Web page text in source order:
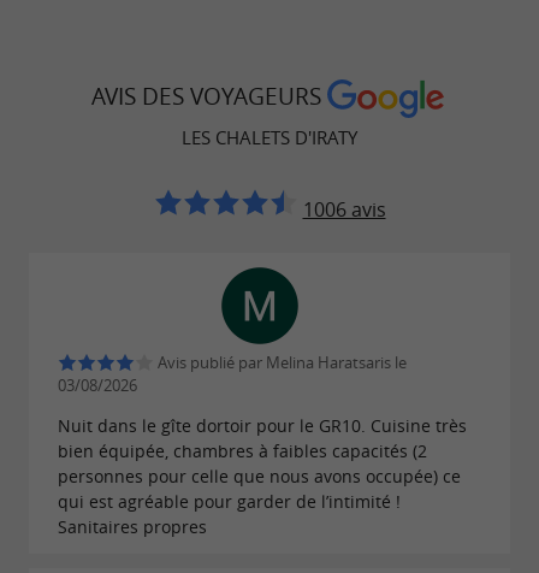
AVIS DES VOYAGEURS
LES CHALETS D'IRATY
1006 avis
Avis publié par Melina Haratsaris le
03/08/2026
Nuit dans le gîte dortoir pour le GR10. Cuisine très
bien équipée, chambres à faibles capacités (2
personnes pour celle que nous avons occupée) ce
qui est agréable pour garder de l’intimité !
Sanitaires propres